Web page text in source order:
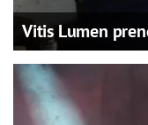
Vitis Lumen